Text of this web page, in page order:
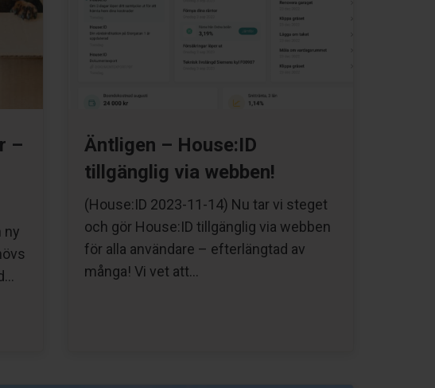
–
ny
Äntligen – House:ID
tillgänglig via webben!
(House:ID 2023-11-14) Nu tar vi steget
och gör House:ID tillgänglig via webben
för alla användare – efterlängtad av
många! Vi vet att…